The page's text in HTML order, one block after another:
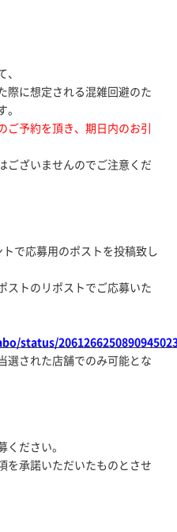
際に想定される混雑回避のた
ご予約を頂き、期日内のお引
ございませんのでご注意くだ
で応募用のポストを投稿致し
ストのリポストでご応募いた
status/
された店舗でのみ可能とな
ださい。
承諾いただいたものとさせ